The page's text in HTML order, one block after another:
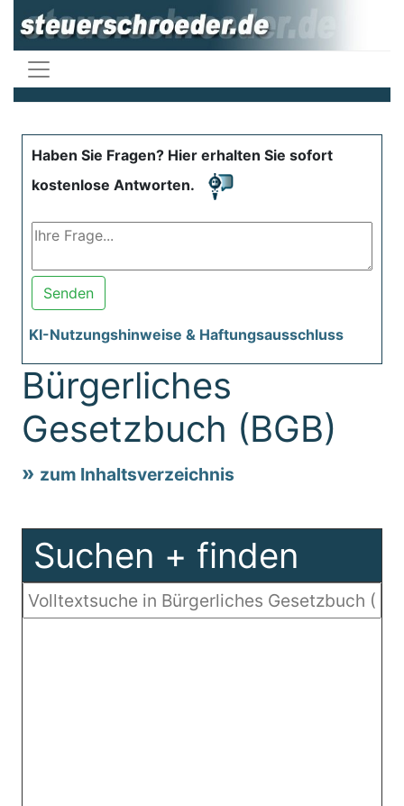
Haben Sie Fragen? Hier erhalten Sie sofort
kostenlose Antworten.
Senden
KI-Nutzungshinweise & Haftungsausschluss
Bürgerliches
Gesetzbuch (BGB)
zum Inhaltsverzeichnis
Suchen + finden